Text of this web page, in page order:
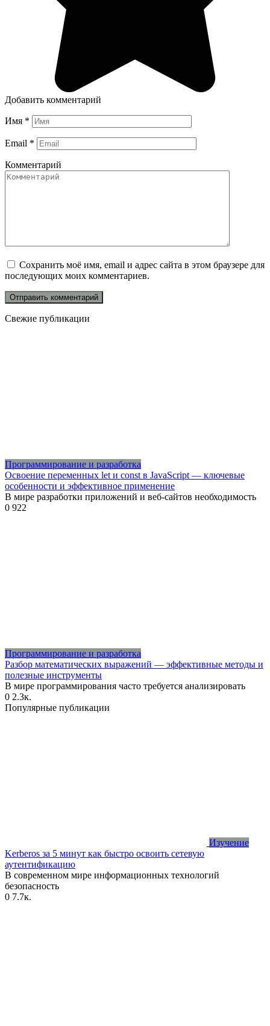
Добавить комментарий
Имя *
Email *
Комментарий
Сохранить моё имя, email и адрес сайта в этом браузере для
последующих моих комментариев.
Свежие публикации
Программирование и разработка
Освоение переменных let и const в JavaScript — ключевые
особенности и эффективное применение
В мире разработки приложений и веб-сайтов необходимость
0 922
Программирование и разработка
Разбор математических выражений — эффективные методы и
полезные инструменты
В мире программирования часто требуется анализировать
0 2.3к.
Популярные публикации
Изучение
Kerberos за 5 минут как быстро освоить сетевую
аутентификацию
В современном мире информационных технологий
безопасность
0 7.7к.